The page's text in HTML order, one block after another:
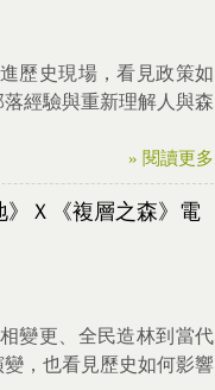
歷史現場，看見政策如
經驗與重新理解人與森
» 閱讀更多
》Ｘ《複層之森》電
變更、全民造林到當代
，也看見歷史如何影響